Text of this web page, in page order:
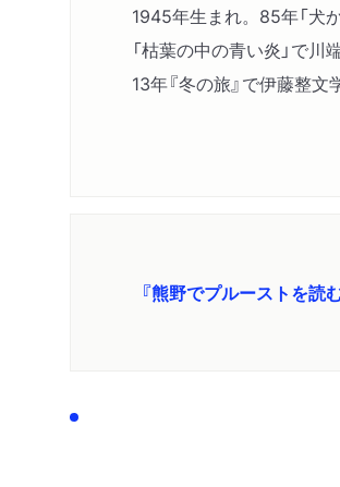
1945年生まれ。85年「犬
「枯葉の中の青い炎」で
13年『冬の旅』で伊藤整
『熊野でプルーストを読